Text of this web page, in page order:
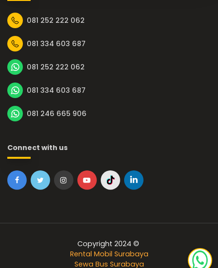
081 252 222 062
081 334 603 687
081 252 222 062
081 334 603 687
081 246 665 906
Connect with us
Copyright 2024 ©
Rental Mobil Surabaya
Sewa Bus Surabaya